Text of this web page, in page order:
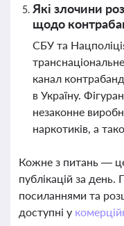
Які злочини
щодо
СБУ та
канал
в Україну.
незаконне
наркотиків, а
Кожне з питань —
публікацій за
посиланнями та
доступні у